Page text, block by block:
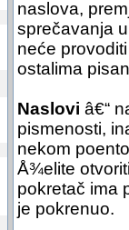
naslova,
sprečavanja
neće
ostalima
Naslovi â€“
pismenosti,
nekom
Å¾elite
pokretač ima
je pokrenuo.